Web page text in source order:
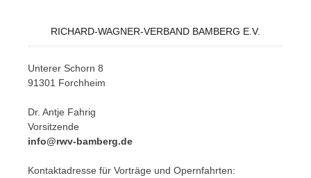
RICHARD-WAGNER-VERBAND BAMBERG E.V.
Un­te­rer Schorn 8
91301 Forchheim
Dr. Ant­je Fahrig
Vorsitzende
info@rwv-bamberg.de
Kon­takt­adres­se für Vor­trä­ge und Opern­fahr­ten: